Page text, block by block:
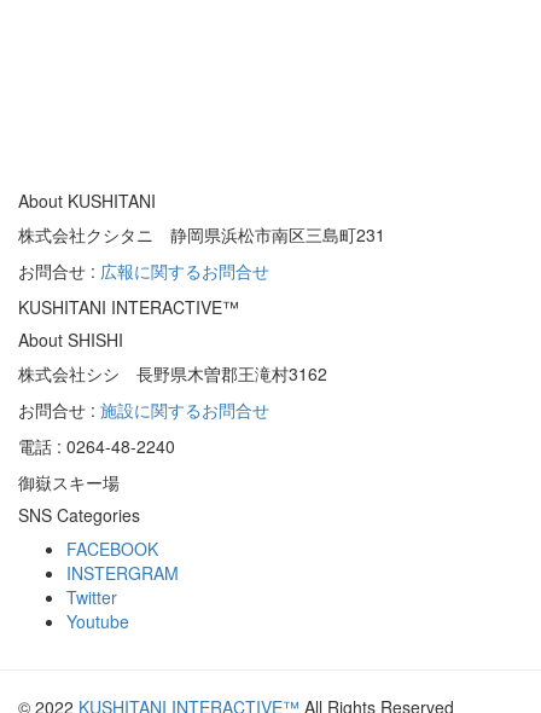
About KUSHITANI
株式会社クシタニ 静岡県浜松市南区三島町231
お問合せ : 広報に関するお問合せ
KUSHITANI INTERACTIVE™
About SHISHI
株式会社シシ 長野県木曽郡王滝村3162
お問合せ : 施設に関するお問合せ
電話 : 0264-48-2240
御嶽スキー場
SNS Categories
FACEBOOK
INSTERGRAM
Twitter
Youtube
© 2022 KUSHITANI INTERACTIVE™ All Rights Reserved